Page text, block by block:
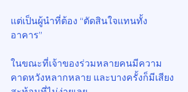
แต่เป็นผู้นำที่ต้อง “ตัดสินใจแทนทั้ง
อาคาร”
ในขณะที่เจ้าของร่วมหลายคนมีความ
คาดหวังหลากหลาย และบางครั้งก็มีเสียง